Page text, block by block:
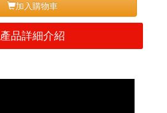
加入購物車
產品詳細介紹